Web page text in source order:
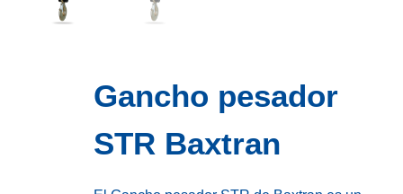
Gancho pesador
STR Baxtran